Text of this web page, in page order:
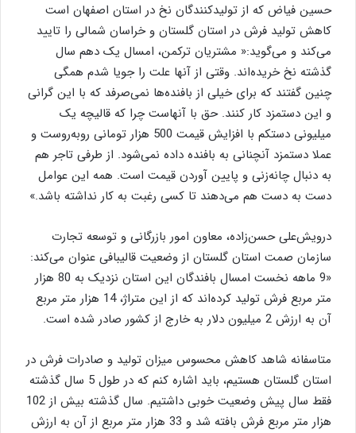
حسین فیاض که از تولیدکنندگان نخ در استان اصفهان است
کاهش تولید فرش در استان گلستان و خراسان شمالی را تایید
می‌کند و می‌گوید:« مشتریان ترکمن، امسال یک دهم سال
گذشته نخ خریده‌اند. وقتی از آنها علت را جویا شدم همگی
چنین گفتند که برای خیلی از بافنده‌ها نمی‌صرفد که با این گرانی
و این دستمزد کار کنند. حق با آنهاست چرا که قالیچه یک
میلیونی دستکم با افزایش قیمت 500 هزار تومانی روبه‌روست و
عملا دستمزد آنچنانی به بافنده داده نمی‌شود. از طرفی تاجر هم
به دنبال چانه‌زنی و پایین آوردن قیمت است. همه این عوامل
دست به دست هم می‌دهند تا کسی رغبت به کار نداشته باشد.»
درویش‌علی حسن‌زاده، معاون امور بازرگانی و توسعه تجارت
سازمان صمت استان گلستان از وضعیت قالیبافی عنوان می‌کند:
«9 ماهه نخست امسال بافندگان این استان نزدیک به 80 هزار
متر مربع فرش تولید کرده‌اند که از این متراژ، 14 هزار متر مربع
آن به ارزش 2 میلیون دلار به خارج از کشور صادر شده است.
متاسفانه شاهد کاهش محسوس میزان تولید و صادرات فرش در
استان گلستان هستیم، باید اشاره کنم که در طول 5 سال گذشته
فقط سال پیش وضعیت خوبی داشتیم. سال گذشته بیش از 102
هزار متر مربع فرش بافته شد و 33 هزار متر مربع از آن به ارزش